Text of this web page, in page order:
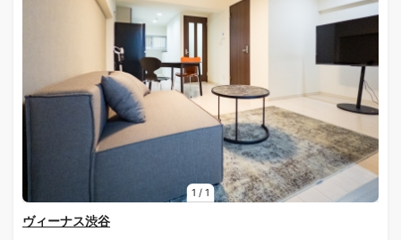
1 / 1
ヴィーナス渋谷